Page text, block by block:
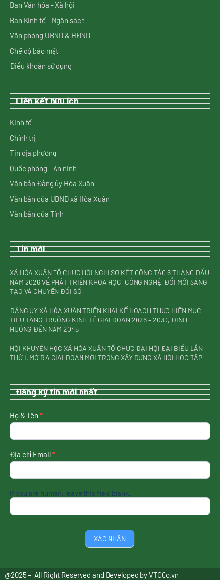
Ban Văn hóa - Xã hội
Ban Kinh tế - Ngân sách
Văn phòng UBND & HĐND
Chế độ bảo mật
Điều khoản sử dụng
Liên kết hữu ích
Kinh tế
Chính trị
Tin địa phương
Quốc phòng - An ninh
Văn bản Đảng ủy Hòa Xuân
Văn bản của UBND xã Hòa Xuân
Văn bản của Tỉnh
Tin mới
XÃ HÒA XUÂN TỔ CHỨC HỘI NGHỊ SƠ KẾT CÔNG TÁC 6 THÁNG ĐẦU
NĂM 2026 VỀ PHÁT TRIỂN KHOA HỌC, CÔNG NGHỆ, ĐỔI MỚI SÁNG
TẠO VÀ CHUYỂN ĐỔI SỐ
ĐẢNG ỦY XÃ HÒA XUÂN TRIỂN KHAI KẾ HOẠCH THỰC HIỆN MỤC
TIÊU TĂNG TRƯỞNG KINH TẾ GIAI ĐOẠN 2026 – 2030, ĐỊNH
HƯỚNG ĐẾN NĂM 2045
HỘI KHUYẾN HỌC XÃ HÒA XUÂN TỔ CHỨC ĐẠI HỘI ĐẠI BIỂU LẦN
THỨ I, MỞ RA GIAI ĐOẠN MỚI TRONG XÂY DỰNG XÃ HỘI HỌC TẬP
Đăng ký tin mới nhất
nhận
tin
nhất
Họ & Tên *
Địa chỉ Email*
If you are human, leave this field blank.
XÁC NHẬN
@2025 – All Right Reserved and Developed byVTCCo.vn